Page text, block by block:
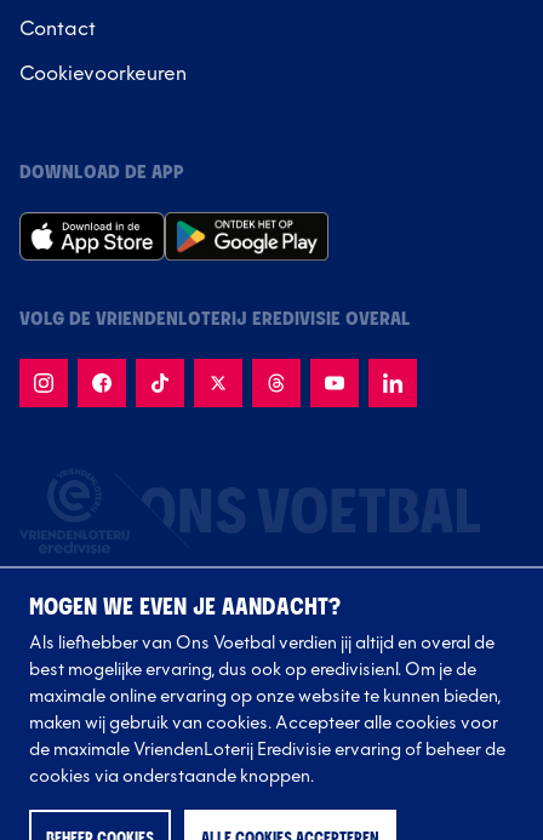
Contact
Cookievoorkeuren
DOWNLOAD DE APP
VOLG DE VRIENDENLOTERIJ EREDIVISIE OVERAL
Volg onze clubs
MOGEN WE EVEN JE AANDACHT?
Als liefhebber van Ons Voetbal verdien jij altijd en overal de
best mogelijke ervaring, dus ook op eredivisie.nl. Om je de
maximale online ervaring op onze website te kunnen bieden,
maken wij gebruik van cookies. Accepteer alle cookies voor
de maximale VriendenLoterij Eredivisie ervaring of beheer de
cookies via onderstaande knoppen.